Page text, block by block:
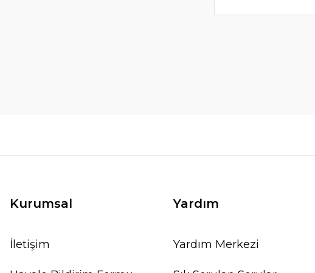
Kurumsal
İletişim
Yardım
Yardım Merkezi